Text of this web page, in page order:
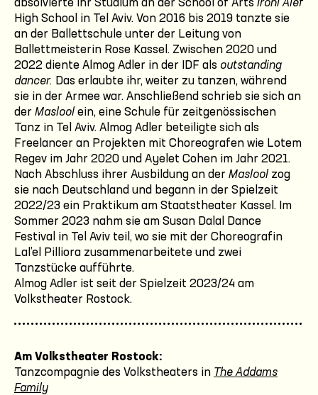
absolvierte ihr Studium an der School of Arts Ironi Alef
High School in Tel Aviv. Von 2016 bis 2019 tanzte sie
an der Ballettschule unter der Leitung von
Ballettmeisterin Rose Kassel. Zwischen 2020 und
2022 diente Almog Adler in der IDF als outstanding
dancer. Das erlaubte ihr, weiter zu tanzen, während
sie in der Armee war. Anschließend schrieb sie sich an
der Maslool ein, eine Schule für zeitgenössischen
Tanz in Tel Aviv. Almog Adler beteiligte sich als
Freelancer an Projekten mit Choreografen wie Lotem
Regev im Jahr 2020 und Ayelet Cohen im Jahr 2021.
Nach Abschluss ihrer Ausbildung an der Maslool zog
sie nach Deutschland und begann in der Spielzeit
2022/23 ein Praktikum am Staatstheater Kassel. Im
Sommer 2023 nahm sie am Susan Dalal Dance
Festival in Tel Aviv teil, wo sie mit der Choreografin
Lal’el Pilliora zusammenarbeitete und zwei
Tanzstücke aufführte.
Almog Adler ist seit der Spielzeit 2023/24 am
Volkstheater Rostock.
Am Volkstheater Rostock:
Tanzcompagnie des Volkstheaters in The Addams
Family